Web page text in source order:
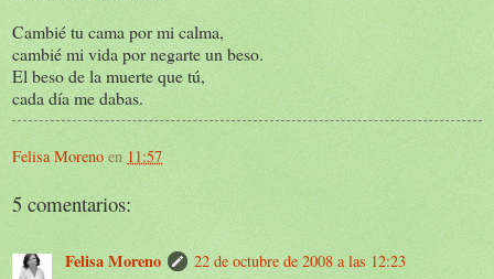
Cambié tu cama por mi calma,
cambié mi vida por negarte un beso.
El beso de la muerte que tú,
cada día me dabas.
Felisa Moreno en 11:57
5 comentarios:
Felisa Moreno
22 de octubre de 2008 a las 12:23